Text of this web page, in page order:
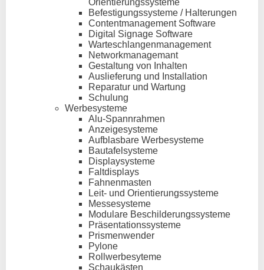
Orientierungssysteme
Befestigungssysteme / Halterungen
Contentmanagement Software
Digital Signage Software
Warteschlangenmanagement
Networkmanagemant
Gestaltung von Inhalten
Auslieferung und Installation
Reparatur und Wartung
Schulung
Werbesysteme
Alu-Spannrahmen
Anzeigesysteme
Aufblasbare Werbesysteme
Bautafelsysteme
Displaysysteme
Faltdisplays
Fahnenmasten
Leit- und Orientierungssysteme
Messesysteme
Modulare Beschilderungssysteme
Präsentationssysteme
Prismenwender
Pylone
Rollwerbesyteme
Schaukästen